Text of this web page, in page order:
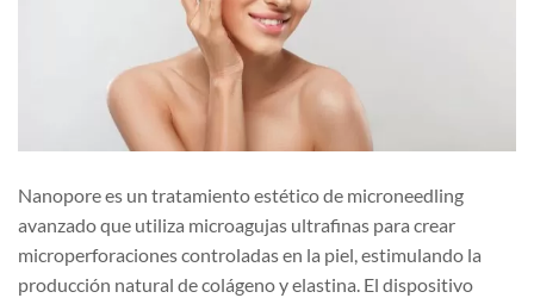
Nanopore es un tratamiento estético de microneedling
avanzado que utiliza microagujas ultrafinas para crear
microperforaciones controladas en la piel, estimulando la
producción natural de colágeno y elastina. El dispositivo